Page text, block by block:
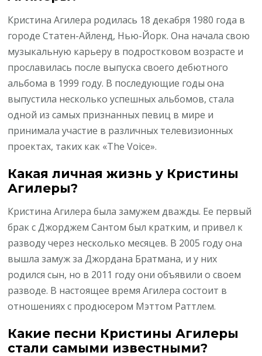
Кристина Агилера родилась 18 декабря 1980 года в
городе Статен-Айленд, Нью-Йорк. Она начала свою
музыкальную карьеру в подростковом возрасте и
прославилась после выпуска своего дебютного
альбома в 1999 году. В последующие годы она
выпустила несколько успешных альбомов, стала
одной из самых признанных певиц в мире и
принимала участие в различных телевизионных
проектах, таких как «The Voice».
Какая личная жизнь у Кристины
Агилеры?
Кристина Агилера была замужем дважды. Ее первый
брак с Джорджем Сантом был кратким, и привел к
разводу через несколько месяцев. В 2005 году она
вышла замуж за Джордана Братмана, и у них
родился сын, но в 2011 году они объявили о своем
разводе. В настоящее время Агилера состоит в
отношениях с продюсером Мэттом Раттлем.
Какие песни Кристины Агилеры
стали самыми известными?